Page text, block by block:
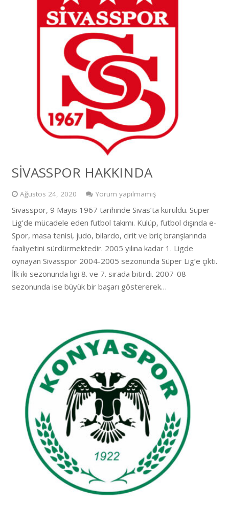
SİVASSPOR HAKKINDA
Ağustos 24, 2020 Yorum yapılmamış
Sivasspor, 9 Mayıs 1967 tarihinde Sivas’ta kuruldu. Süper
Lig’de mücadele eden futbol takımı. Kulüp, futbol dışında e-
Spor, masa tenisi, judo, bilardo, cirit ve briç branşlarında
faaliyetini sürdürmektedir. 2005 yılına kadar 1. Ligde
oynayan Sivasspor 2004-2005 sezonunda Süper Lig’e çıktı.
İlk iki sezonunda ligi 8. ve 7. sırada bitirdi. 2007-08
sezonunda ise büyük bir başarı göstererek…